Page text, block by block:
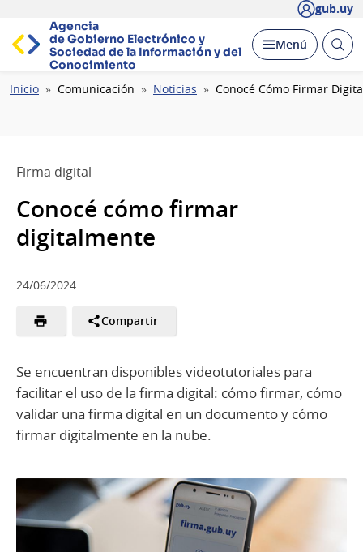
gub.uy
Agencia
de Gobierno Electrónico y
Sociedad de la Información y del
Conocimiento
Desplegar
Menú Abrir
Ruta
Inicio Comunicación Noticias Conocé Cómo Firmar
Firma digital
Conocé cómo firmar
digitalmente
24/06/2024
Compartir
Se encuentran disponibles videotutoriales para
facilitar el uso de la firma digital: cómo firmar, cómo
validar una firma digital en un documento y cómo
firmar digitalmente en la nube.